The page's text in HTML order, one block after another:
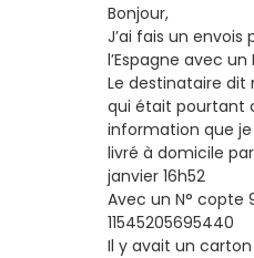
Bonjour,
J’ai fais un envois
l’Espagne avec un
Le destinataire dit
qui était pourtant
information que
livré à domicile par
janvier 16h52
Avec un N° copte
11545205695440
Il y avait un